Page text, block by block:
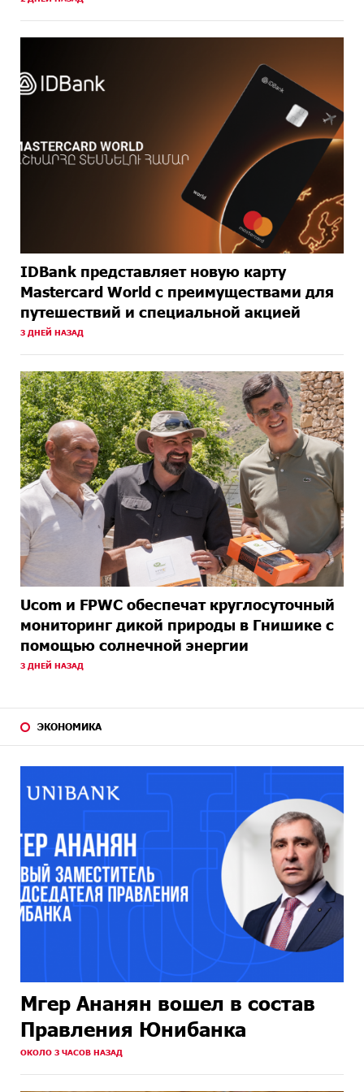
МЕСЯЦА
IDBank представляет новую карту
Mastercard World с преимуществами для
путешествий и специальной акцией
3 ДНЕЙ НАЗАД
Ucom и FPWC обеспечат круглосуточный
мониторинг дикой природы в Гнишике с
помощью солнечной энергии
3 ДНЕЙ НАЗАД
ЭКОНОМИКА
Мгер Ананян вошел в состав
Правления Юнибанка
ОКОЛО 3 ЧАСОВ НАЗАД